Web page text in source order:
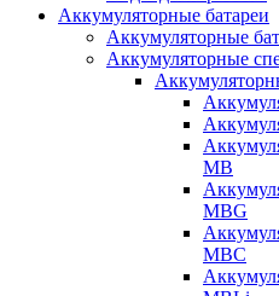
Аккумуляторные батареи
Аккумуляторные
Аккумуляторные
MB
MBG
MBC